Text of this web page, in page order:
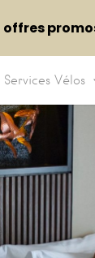
Services Vélos
offres